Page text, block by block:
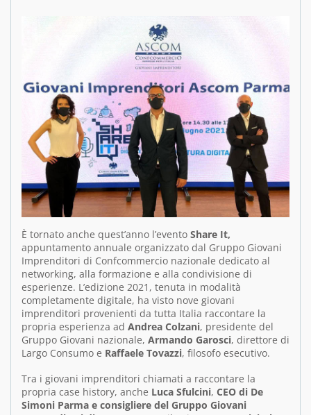
È tornato anche quest’anno l’evento Share It,
appuntamento annuale organizzato dal Gruppo Giovani
Imprenditori di Confcommercio nazionale dedicato al
networking, alla formazione e alla condivisione di
esperienze. L’edizione 2021, tenuta in modalità
completamente digitale, ha visto nove giovani
imprenditori provenienti da tutta Italia raccontare la
propria esperienza ad Andrea Colzani, presidente del
Gruppo Giovani nazionale, Armando Garosci, direttore di
Largo Consumo e Raffaele Tovazzi, filosofo esecutivo.
Tra i giovani imprenditori chiamati a raccontare la
propria case history, anche Luca Sfulcini, CEO di De
Simoni Parma e consigliere del Gruppo Giovani